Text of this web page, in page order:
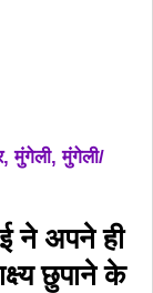
,मुंगेली,मुंगेली/
ने अपने ही
छुपाने के